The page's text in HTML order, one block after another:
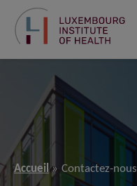
Accueil Contactez-nous